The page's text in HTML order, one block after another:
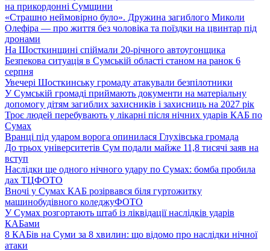
на прикордонні Сумщини
«Страшно неймовірно було». Дружина загиблого Миколи
Олефіра — про життя без чоловіка та поїздки на цвинтар під
дронами
На Шосткинщині спіймали 20-річного автоугонщика
Безпекова ситуація в Сумській області станом на ранок 6
серпня
Увечері Шосткинську громаду атакували безпілотники
У Сумській громаді приймають документи на матеріальну
допомогу дітям загиблих захисників і захисниць на 2027 рік
Троє людей перебувають у лікарні після нічних ударів КАБ по
Сумах
Вранці під ударом ворога опинилася Глухівська громада
До трьох університетів Сум подали майже 11,8 тисячі заяв на
вступ
Наслідки ще одного нічного удару по Сумах: бомба пробила
дах ТЦФОТО
Вночі у Сумах КАБ розірвався біля гуртожитку
машинобудівного коледжуФОТО
У Сумах розгортають штаб із ліквідації наслідків ударів
КАБами
8 КАБів на Суми за 8 хвилин: що відомо про наслідки нічної
атаки